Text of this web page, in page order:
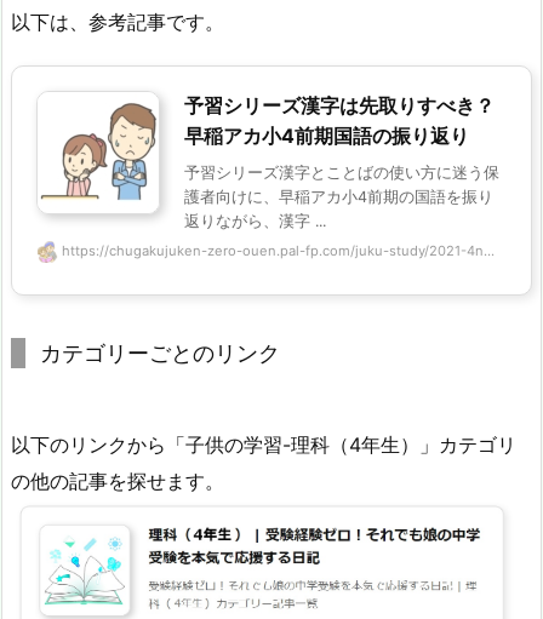
以下は、参考記事です。
予習シリーズ漢字は先取りすべき？
早稲アカ小4前期国語の振り返り
予習シリーズ漢字とことばの使い方に迷う保
護者向けに、早稲アカ小4前期の国語を振り
返りながら、漢字 ...
https://chugakujuken-zero-ouen.pal-fp.com/juku-study/2021-4n...
カテゴリーごとのリンク
以下のリンクから「子供の学習-理科（4年生）」カテゴリ
の他の記事を探せます。